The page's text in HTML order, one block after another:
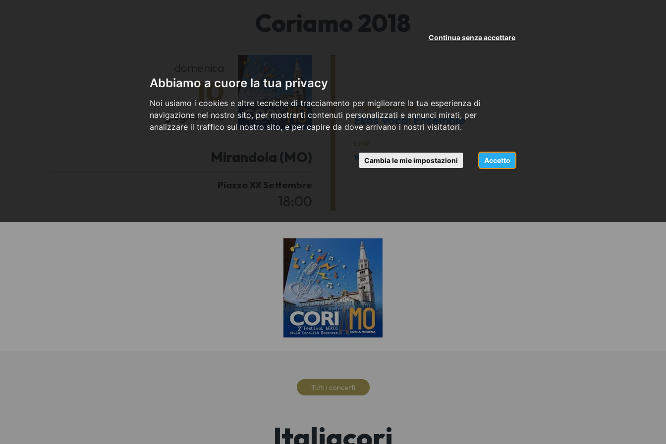
Abbiamo a cuore la tua privacy
Noi usiamo i cookies e altre tecniche di tracciamento per migliorare la tua esperienza di
navigazione nel nostro sito, per mostrarti contenuti personalizzati e annunci mirati, per
analizzare il traffico sul nostro sito, e per capire da dove arrivano i nostri visitatori.
Accetto
Continua senza accettare
Cambia le mie impostazioni
Coriamo 2018
domenica
10
giugno2018
Mirandola (MO)
Piazza XX Settembre
18:00
Organizzato da
Ekos Vocal Ensemble
www.aerco.it
Tutti i concerti